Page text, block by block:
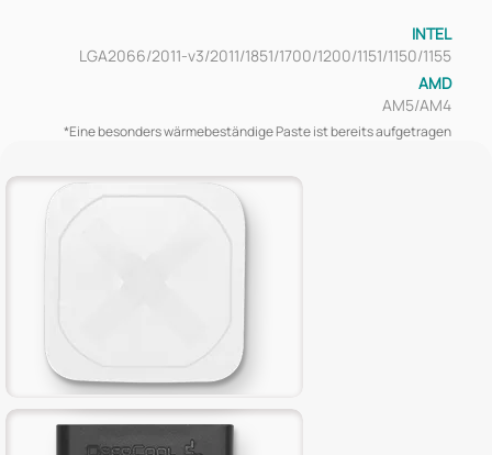
INTEL
LGA2066/2011-v3/2011/1851/1700/1200/1151/1150/1155
AMD
AM5/AM4
*Eine besonders wärmebeständige Paste ist bereits aufgetragen